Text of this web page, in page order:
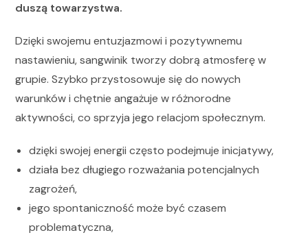
duszą towarzystwa.
Dzięki swojemu entuzjazmowi i pozytywnemu
nastawieniu, sangwinik tworzy dobrą atmosferę w
grupie. Szybko przystosowuje się do nowych
warunków i chętnie angażuje w różnorodne
aktywności, co sprzyja jego relacjom społecznym.
dzięki swojej energii często podejmuje inicjatywy,
działa bez długiego rozważania potencjalnych
zagrożeń,
jego spontaniczność może być czasem
problematyczna,